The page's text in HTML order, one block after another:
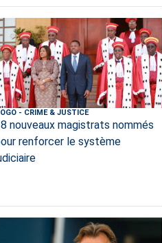
- CRIME & JUSTICE
nouveaux magistrats nommés
renforcer le système